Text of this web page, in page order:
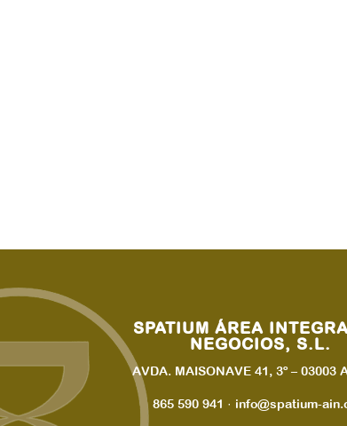
SPATIUM ÁREA
NEGOCIOS, S.L.
AVDA. MAISONAVE 41, 3º – 03003
865 590 941 · info@spatium-